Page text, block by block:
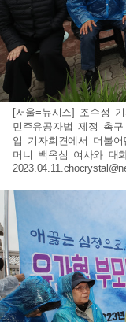
[서울=뉴시스] 조수정
민주유공자법 제정 촉
입 기자회견에서 더불
머니 백옥심 여사와 대